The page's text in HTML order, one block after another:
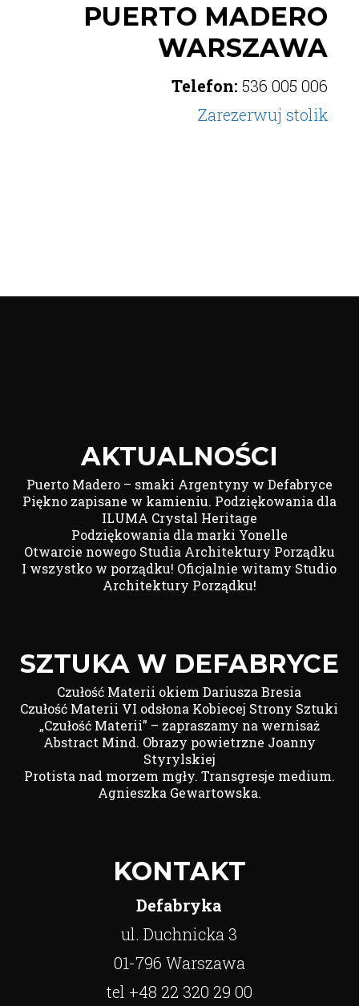
PUERTO MADERO
WARSZAWA
Telefon: 536 005 006
Zarezerwuj stolik
AKTUALNOŚCI
Puerto Madero – smaki Argentyny w Defabryce
Piękno zapisane w kamieniu. Podziękowania dla
ILUMA Crystal Heritage
Podziękowania dla marki Yonelle
Otwarcie nowego Studia Architektury Porządku
I wszystko w porządku! Oficjalnie witamy Studio
Architektury Porządku!
SZTUKA W DEFABRYCE
Czułość Materii okiem Dariusza Bresia
Czułość Materii VI odsłona Kobiecej Strony Sztuki
„Czułość Materii” – zapraszamy na wernisaż
Abstract Mind. Obrazy powietrzne Joanny
Styrylskiej
Protista nad morzem mgły. Transgresje medium.
Agnieszka Gewartowska.
KONTAKT
Defabryka
ul. Duchnicka 3
01-796 Warszawa
tel +48 22 320 29 00